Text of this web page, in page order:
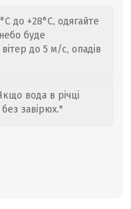
до +28°C, одягайте
буде
до 5 м/с, опадів
вода в річці
завірюх."